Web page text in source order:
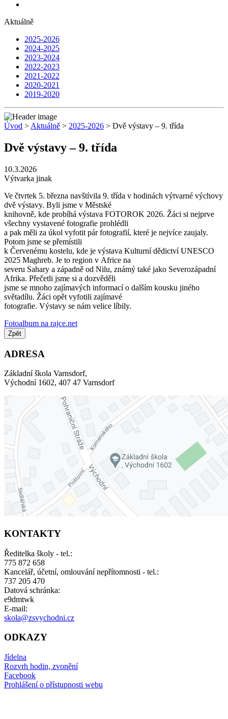
Aktuálně
2025-2026
2024-2025
2023-2024
2022-2023
2021-2022
2020-2021
2019-2020
Úvod > Aktuálně > 2025-2026 > Dvě výstavy – 9. třída
Dvě výstavy – 9. třída
10.3.2026
Výtvarka jinak
Ve čtvrtek 5. března navštívila 9. třída v hodinách výtvarné výchovy
dvě výstavy. Byli jsme v Městské
knihovně, kde probíhá výstava FOTOROK 2026. Žáci si nejprve
všechny vystavené fotografie prohlédli
a pak měli za úkol vyfotit pár fotografií, které je nejvíce zaujaly.
Potom jsme se přemístili
k Červenému kostelu, kde je výstava Kulturní dědictví UNESCO
2025 Maghreb. Je to region v Africe na
severu Sahary a západně od Nilu, známý také jako Severozápadní
Afrika. Přečetli jsme si a dozvěděli
jsme se mnoho zajímavých informací o dalším kousku jiného
světadílu. Žáci opět vyfotili zajímavé
fotografie. Výstavy se nám velice líbily.
Fotoalbum na rajce.net
Zpět
ADRESA
Základní škola Varnsdorf,
Východní 1602, 407 47 Varnsdorf
KONTAKTY
Ředitelka školy - tel.:
775 872 658
Kancelář, účetní, omlouvání nepřítomnosti - tel.:
737 205 470
Datová schránka:
e9dmtwk
E-mail:
skola@zsvychodni.cz
ODKAZY
Jídelna
Rozvrh hodin, zvonění
Facebook
Prohlášení o přístupnosti webu